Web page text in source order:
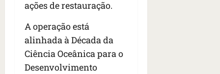
ações de restauração.
A operação está
alinhada à Década da
Ciência Oceânica para o
Desenvolvimento